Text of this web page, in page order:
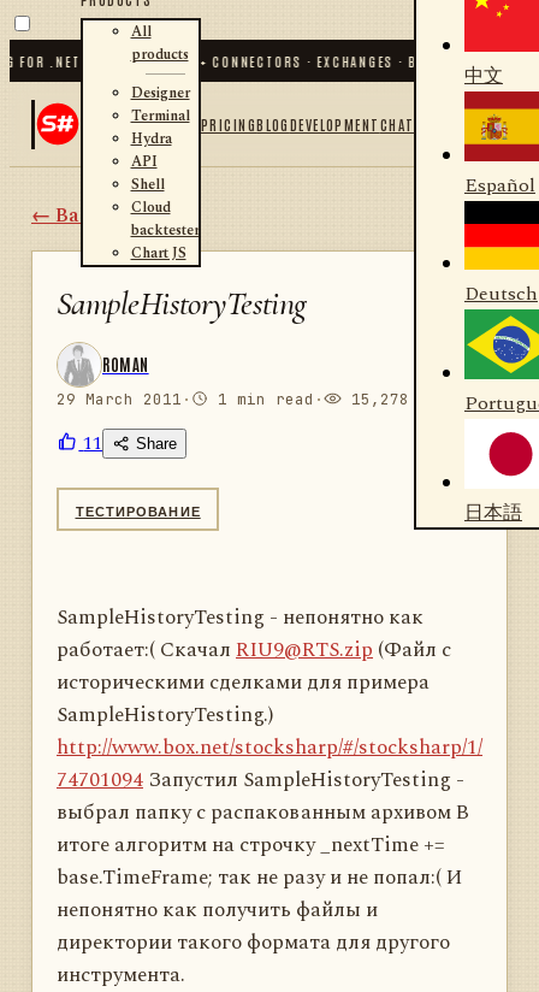
.NET AND PYTHON✦70+ CONNECTORS · EXCHANGES · BROKERS · CRYPTO
All
products
Designer
Terminal
Hydra
API
Shell
Cloud
backtester
Chart JS
PRICINGBLOGDEVELOPMENTCHAT
中文
Español
Deutsch
日本語
← Back
SampleHistoryTesting
ROMAN
29 March 2011 · 1 min read · 15,278 views
11 Share
ТЕСТИРОВАНИЕ
SampleHistoryTesting - непонятно как
работает:( СкачалRIU9@RTS.zip(Файл с
историческими сделками для примера
SampleHistoryTesting.)
http://www.box.net/stocksharp/#/stocksharp/1/
74701094 Запустил SampleHistoryTesting -
выбрал папку с распакованным архивом В
итоге алгоритм на строчку _nextTime +=
base.TimeFrame; так не разу и не попал:( И
непонятно как получить файлы и
директории такого формата для другого
инструмента.